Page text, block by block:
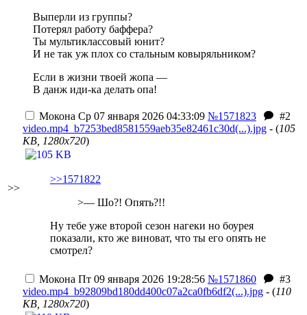
Выперли из группы?
Потерял работу баффера?
Ты мультиклассовый юнит?
И не так уж плох со стальным ковыряльником?
Если в жизни твоей жопа —
В данж иди-ка делать опа!
>>
Мокона Ср 07 января 2026 04:33:09 №1571823
#2
video.mp4_b7253bed8581559aeb35e82461c30d(...).jpg - (105
KB, 1280x720)
>>1571822
>— Шо?! Опять?!!
Ну тебе уже второй сезон нагеки но боурея
показали, кто же виноват, что ты его опять не
смотрел?
Мокона Пт 09 января 2026 19:28:56 №1571860
#3
video.mp4_b92809bd180dd400c07a2ca0fb6df2(...).jpg - (110
KB, 1280x720)